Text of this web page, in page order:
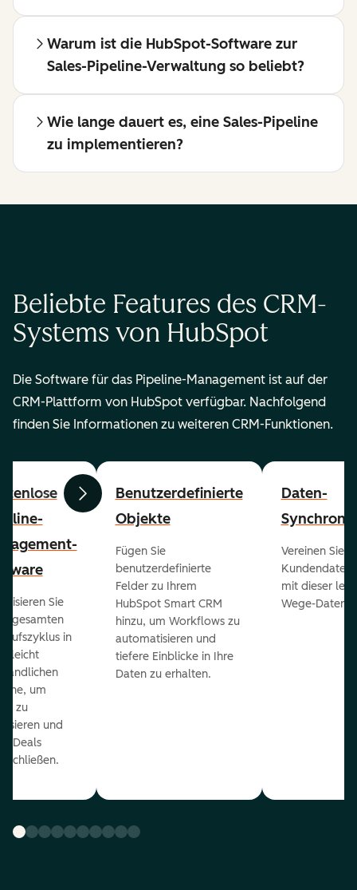
Warum ist die HubSpot-Software zur
Sales-Pipeline-Verwaltung so beliebt?
Wie lange dauert es, eine Sales-Pipeline
zu implementieren?
Beliebte Features des CRM-
Systems von HubSpot
Die Software für das Pipeline-Management ist auf der
CRM-Plattform von HubSpot verfügbar. Nachfolgend
finden Sie Informationen zu weiteren CRM-Funktionen.
ZurückWeiter
Sie
gesamten
in
leicht
um
zu
und
Deals
Benutzerdefinierte
Objekte
Fügen Sie
benutzerdefinierte
Felder zu Ihrem
HubSpot Smart CRM
hinzu, um Workflows zu
automatisieren und
tiefere Einblicke in Ihre
Daten zu erhalten.
Daten-
Vereinen Sie
Kundendaten
mit dieser
Wege-Daten-